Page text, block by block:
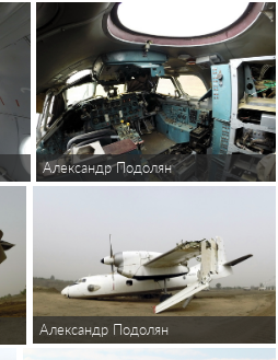
Александр Подолян
Александр Подолян